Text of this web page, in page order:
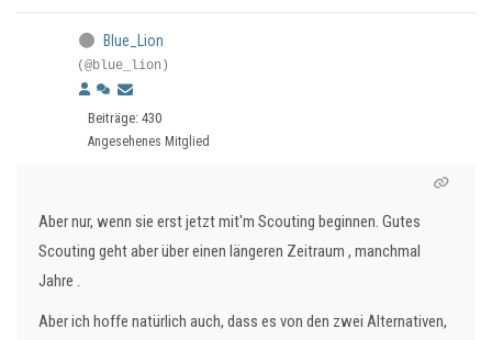
Blue_Lion
(@blue_lion)
Beiträge: 430
Angesehenes Mitglied
Aber nur, wenn sie erst jetzt mit'm Scouting beginnen. Gutes
Scouting geht aber über einen längeren Zeitraum , manchmal
Jahre .
Aber ich hoffe natürlich auch, dass es von den zwei Alternativen,